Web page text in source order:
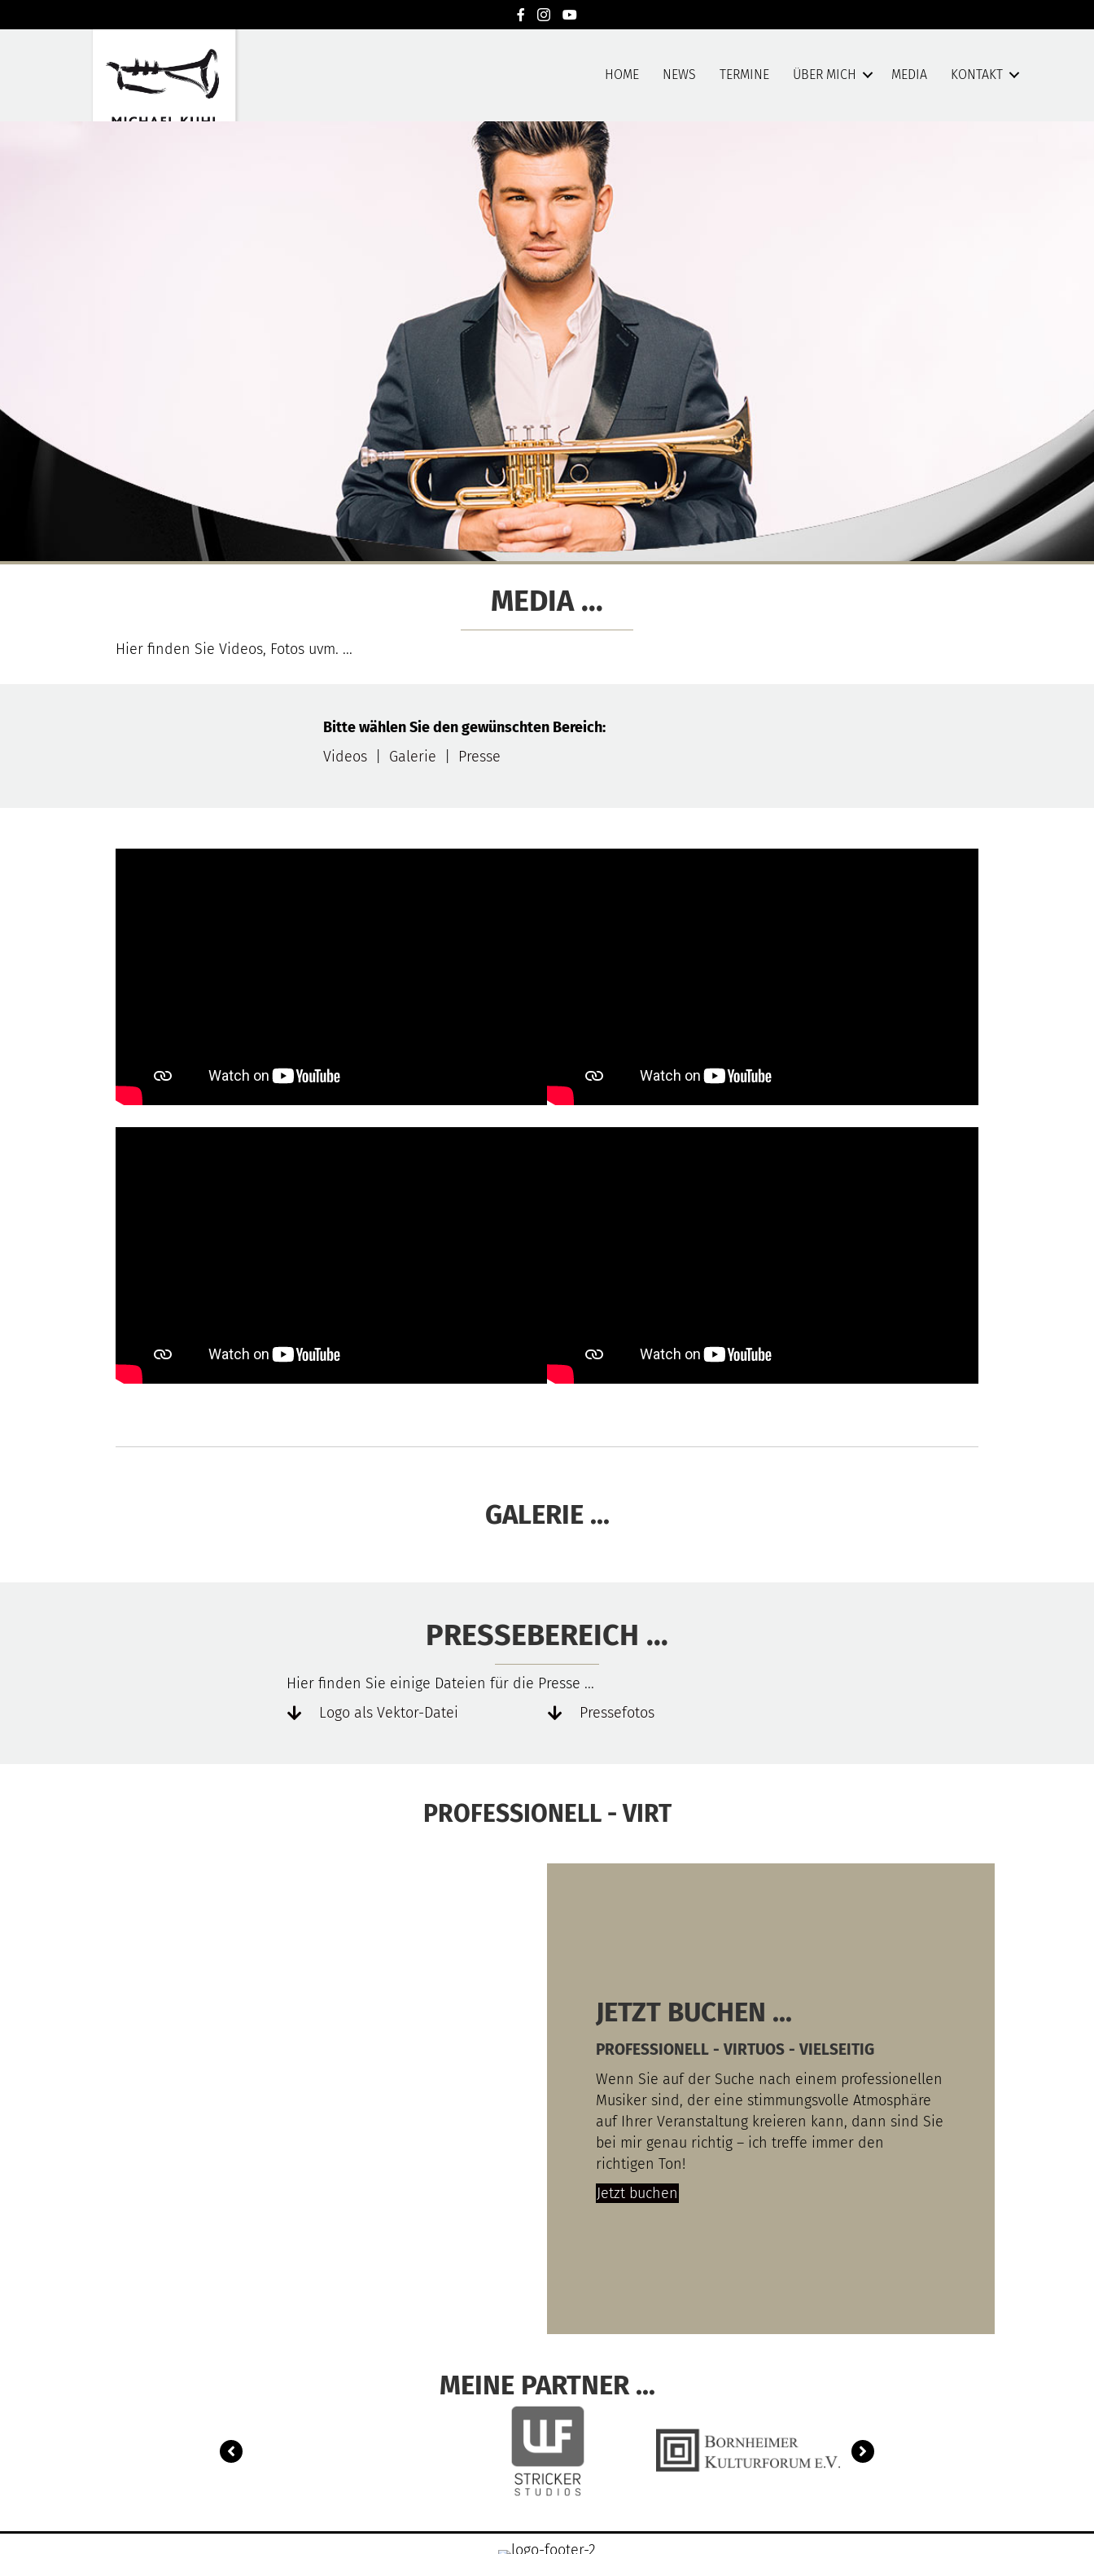
HOME NEWS TERMINE ÜBER MICH MEDIA KONTAKT
MEDIA ...
Hier finden Sie Videos, Fotos uvm. ...
Bitte wählen Sie den gewünschten Bereich:
Videos
Galerie Presse
GALERIE ...
PRESSEBEREICH ...
Hier finden Sie einige Dateien für die Presse ...
Logo als Vektor-Datei
Pressefotos
JETZT BUCHEN ...
PROFESSIONELL - VIRTUOS - VIELSEITIG
Wenn Sie auf der Suche nach einem professionellen
Musiker sind, der eine stimmungsvolle Atmosphäre
auf Ihrer Veranstaltung kreieren kann, dann sind Sie
bei mir genau richtig – ich treffe immer den
richtigen Ton!
Jetzt buchen
MEINE PARTNER ...